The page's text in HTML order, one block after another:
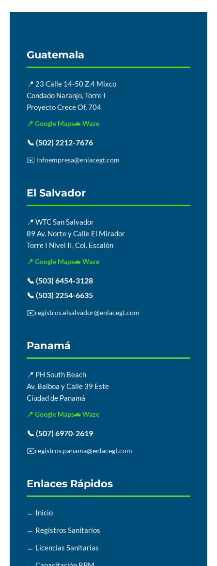
Guatemala
📍 23 Calle 14-50 Z.4 Mixco
Condado Naranjo, Torre I
Proyecto Crece Of. 704
📍 Google Maps🚗 Waze
📞 (502) 2212-7676
✉️ infoempresa@enlacegt.com
El Salvador
📍 WTC San Salvador
89 Av. Norte y Calle El Mirador
Torre I Nivel II, Col. Escalón
📍 Google Maps🚗 Waze
📞 (503) 6454-3128
📞 (503) 2254-6635
✉️registros.elsalvador@enlacegt.com
Panamá
📍 PH South Beach
Av. Balboa y Calle 39 Este
Ciudad de Panamá
📍 Google Maps🚗 Waze
📞 (507) 6970-2619
✉️registros.panama@enlacegt.com
Enlaces Rápidos
← Inicio
← Registros Sanitarios
← Licencias Sanitarias